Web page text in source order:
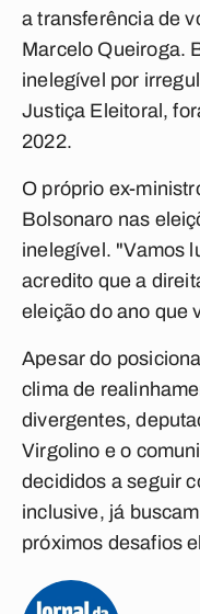
a transferência de
Marcelo Queiroga.
inelegível por
Justiça Eleitoral,
2022.
O próprio ex-
Bolsonaro nas
inelegível. "Vamos
acredito que a
eleição do ano que
Apesar do
clima de
divergentes,
Virgolino e o
decididos a seguir
inclusive, já
próximos desafios